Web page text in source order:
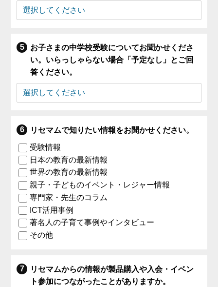
お子さまの中学校受験についてお聞かせくださ
い。いらっしゃらない場合「予定なし」とご回
答ください。
リセマムで知りたい情報をお聞かせください。
受験情報
日本の教育の最新情報
世界の教育の最新情報
親子・子どものイベント・レジャー情報
専門家・先生のコラム
ICT活用事例
著名人の子育て事例やインタビュー
その他
リセマムからの情報が製品購入や入会・イベン
ト参加につながったことがありますか。